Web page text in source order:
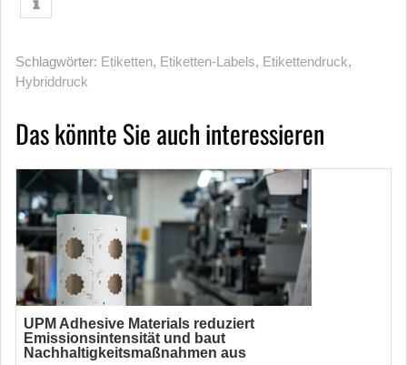
Schlagwörter: Etiketten, Etiketten-Labels, Etikettendruck,
Hybriddruck
Das könnte Sie auch interessieren
UPM Adhesive Materials reduziert
Emissionsintensität und baut
Nachhaltigkeitsmaßnahmen aus